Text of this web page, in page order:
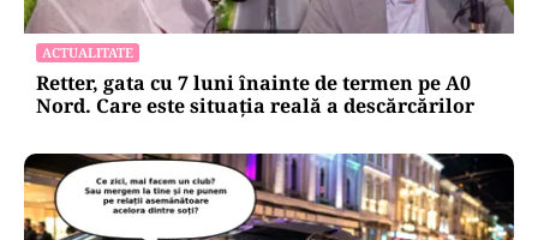
ACTUALITATE
Retter, gata cu 7 luni înainte de termen pe A0
Nord. Care este situația reală a descărcărilor